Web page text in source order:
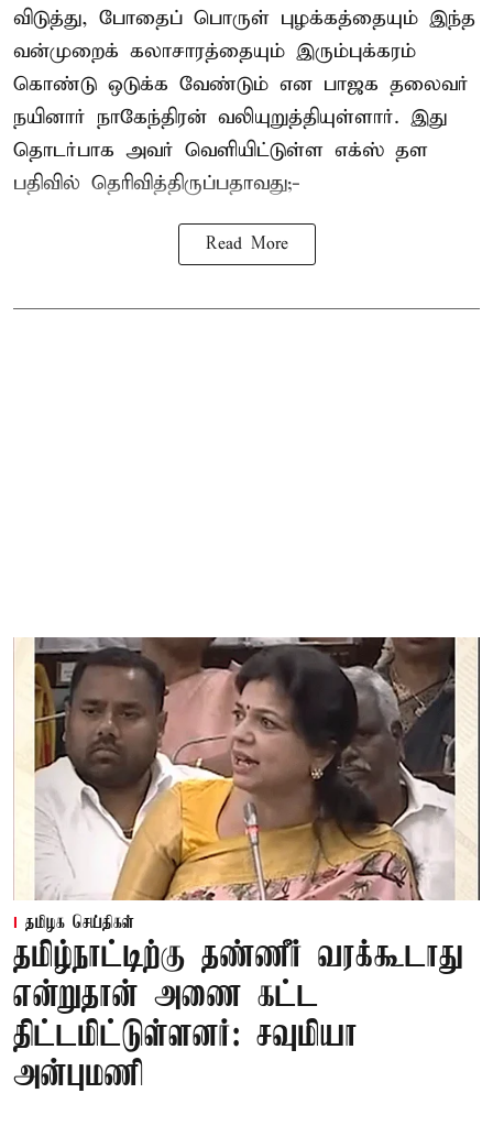
விடுத்து, போதைப் பொருள் புழக்கத்தையும் இந்த
வன்முறைக் கலாசாரத்தையும் இரும்புக்கரம்
கொண்டு ஒடுக்க வேண்டும் என பாஜக தலைவர்
நயினார் நாகேந்திரன் வலியுறுத்தியுள்ளார். இது
தொடர்பாக அவர் வெளியிட்டுள்ள எக்ஸ் தள
பதிவில் தெரிவித்திருப்பதாவது;-
Read More
தமிழக செய்திகள்
தமிழ்நாட்டிற்கு தண்ணீர் வரக்கூடாது
என்றுதான் அணை கட்ட
திட்டமிட்டுள்ளனர்: சவுமியா
அன்புமணி